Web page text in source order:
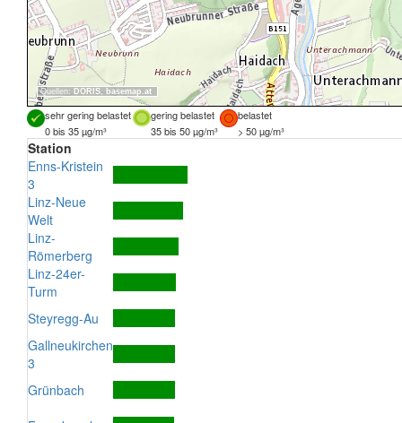
Quellen: DORIS, basemap.at
sehr gering belastet gering belastet
belastet
0 bis 35 µg/m³
35 bis 50 µg/m³ > 50 µg/m³
Station
Enns-Kristein
3
Linz-Neue
Welt
Linz-
Römerberg
Linz-24er-
Turm
Steyregg-Au
Gallneukirchen
3
Grünbach